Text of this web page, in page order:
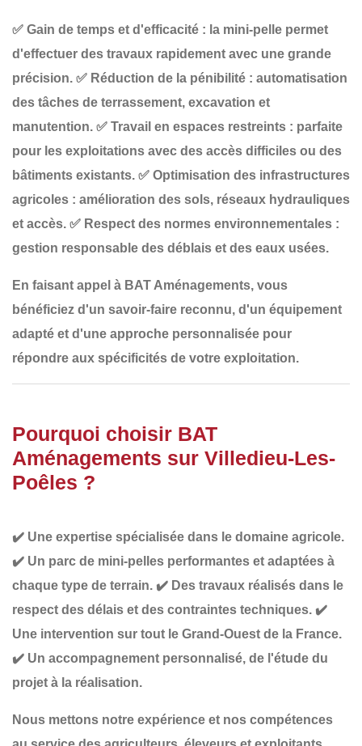
✅ Gain de temps et d'efficacité : la mini-pelle permet
d'effectuer des travaux rapidement avec une grande
précision. ✅ Réduction de la pénibilité : automatisation
des tâches de terrassement, excavation et
manutention. ✅ Travail en espaces restreints : parfaite
pour les exploitations avec des accès difficiles ou des
bâtiments existants. ✅ Optimisation des infrastructures
agricoles : amélioration des sols, réseaux hydrauliques
et accès. ✅ Respect des normes environnementales :
gestion responsable des déblais et des eaux usées.
En faisant appel à BAT Aménagements, vous
bénéficiez d'un savoir-faire reconnu, d'un équipement
adapté et d'une approche personnalisée pour
répondre aux spécificités de votre exploitation.
Pourquoi choisir BAT
Aménagements sur Villedieu-Les-
Poêles ?
✔️ Une expertise spécialisée dans le domaine agricole.
✔️ Un parc de mini-pelles performantes et adaptées à
chaque type de terrain. ✔️ Des travaux réalisés dans le
respect des délais et des contraintes techniques. ✔️
Une intervention sur tout le Grand-Ouest de la France.
✔️ Un accompagnement personnalisé, de l'étude du
projet à la réalisation.
Nous mettons notre expérience et nos compétences